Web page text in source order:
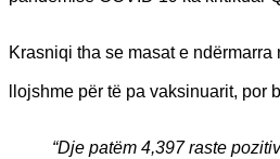
Krasniqi tha se masat e
llojshme për të pa vaksinuarit,
“Dje patëm 4,397 raste